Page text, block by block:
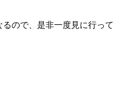
ので、是非一度見に行って